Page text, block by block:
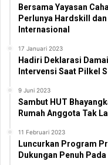
Bersama Yayasan
Perlunya Hardskill
Internasional
17 Januari 2023
Hadiri Deklarasi
Intervensi Saat Pilkel
9 Juni 2023
Sambut HUT
Rumah Anggota Tak
11 Februari 2023
Luncurkan Program
Dukungan Penuh